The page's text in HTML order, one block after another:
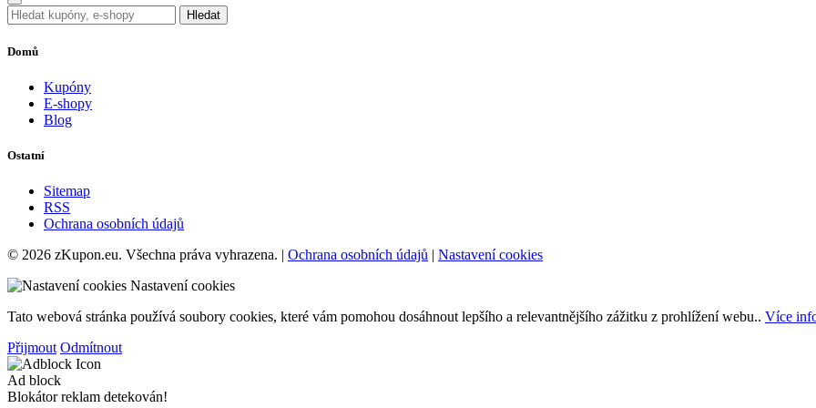
Hledat
Domů
Kupóny
E-shopy
Blog
Ostatní
Sitemap
RSS
Ochrana osobních údajů
© 2026 zKupon.eu. Všechna práva vyhrazena. | Ochrana osobních údajů | Nastavení cookies
Nastavení cookies
Tato webová stránka používá soubory cookies, které vám pomohou dosáhnout lepšího a relevantnějšího zážitku z prohlížení webu.. Více
Přijmout Odmítnout
Ad block
Blokátor reklam detekován!